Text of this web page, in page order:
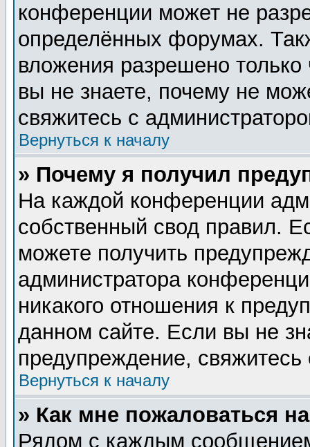
конференции может не
определённых форумах.
вложения разрешено
вы не знаете, почему не
свяжитесь с
Вернуться к началу
» Почему я получил
На каждой конференции
собственный свод правил.
можете получить
администратора
никакого отношения к
данном сайте. Если вы не
предупреждение,
Вернуться к началу
» Как мне пожаловаться
Рядом с каждым